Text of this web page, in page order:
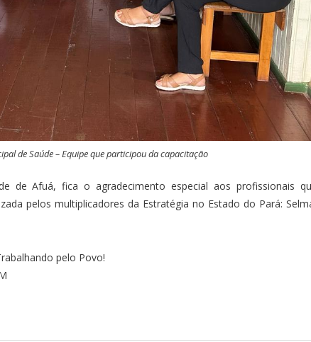
de Saúde – Equipe que participou da capacitação
de Afuá, fica o agradecimento especial aos profissionais
pelos multiplicadores da Estratégia no Estado do Pará:
pelo Povo!